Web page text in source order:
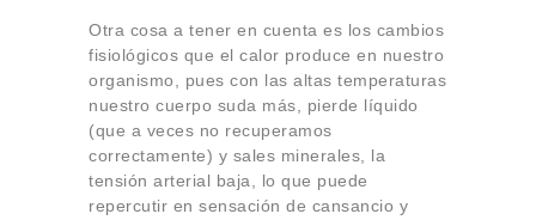
Otra cosa a tener en cuenta es los cambios
fisiológicos que el calor produce en nuestro
organismo, pues con las altas temperaturas
nuestro cuerpo suda más, pierde líquido
(que a veces no recuperamos
correctamente) y sales minerales, la
tensión arterial baja, lo que puede
repercutir en sensación de cansancio y